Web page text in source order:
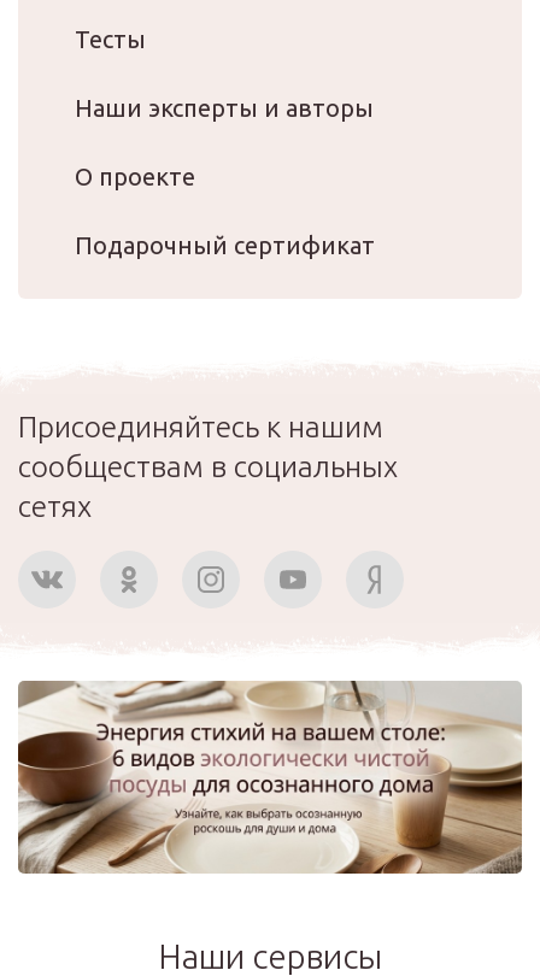
Тесты
Наши эксперты и авторы
О проекте
Подарочный сертификат
Присоединяйтесь к нашим
сообществам в социальных
сетях
Наши сервисы